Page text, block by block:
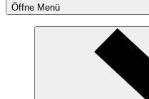
Öffne Menü